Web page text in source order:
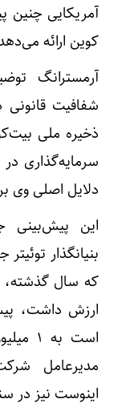
آمریکایی چنین
کوین ارائه
آرمسترانگ
شفافیت
ذخیره ملی
دلایل اصلی وی
این پیش‌بینی
بنیانگذار
است
مدیرعامل
اینوست نیز در